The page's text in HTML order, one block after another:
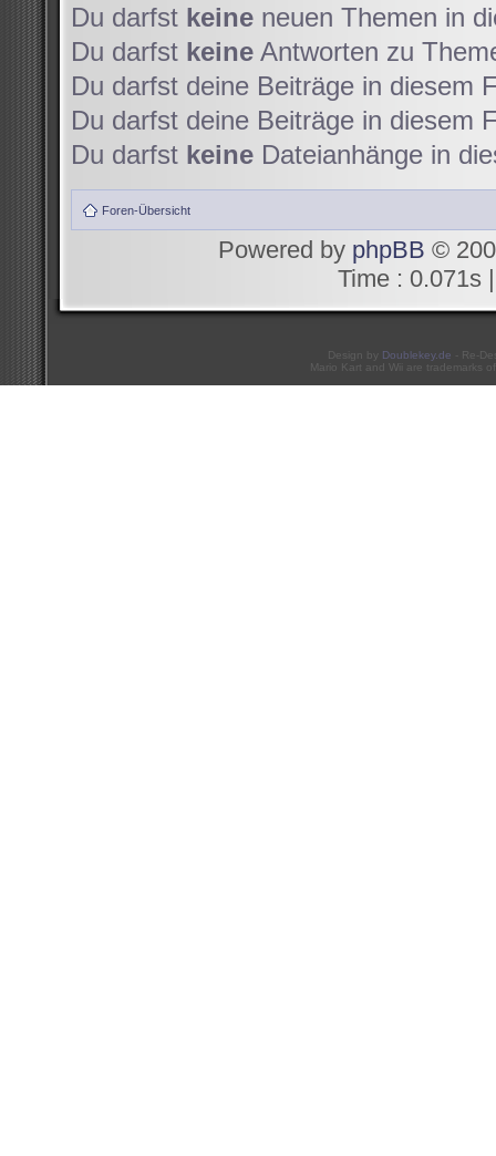
Du darfst keine neuen Themen in
Du darfst keine Antworten zu
Du darfst deine Beiträge in diesem
Du darfst deine Beiträge in diesem
Du darfst keine Dateianhänge in
Foren-Übersicht
Powered by phpBB ©
Time : 0.071s
Design by Doublekey.de - Re-
Mario Kart and Wii are trademarks